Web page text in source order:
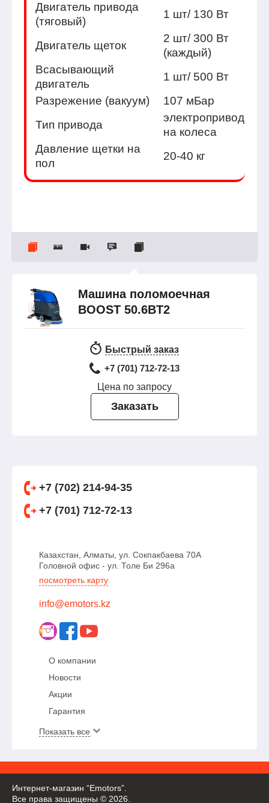
Двигатель привода
(тяговый)
1 шт/ 130 Вт
Двигатель щеток
2 шт/ 300 Вт
(каждый)
Всасывающий
двигатель
1 шт/ 500 Вт
Разрежение (вакуум)
107 мБар
Тип привода
электропривод
на колеса
Давление щетки на
пол
20-40 кг
Машина поломоечная
BOOST 50.6BT2
Быстрый заказ
+7 (701) 712-72-13
Цена по запросу
Заказать
+7 (702) 214-94-35
+7 (701) 712-72-13
Казахстан, Алматы, ул. Сокпакбаева 70А
Головной офис - ул. Толе Би 296а
посмотреть карту
info@emotors.kz
О компании
Новости
Акции
Гарантия
Показать все
Интернет-магазин “Emotors”.
Все права защищены © 2026.